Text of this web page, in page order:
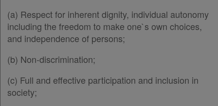
(a) Respect for inherent dignity, individual autonomy
including the freedom to make one`s own choices,
and independence of persons;
(b) Non-discrimination;
(c) Full and effective participation and inclusion in
society;